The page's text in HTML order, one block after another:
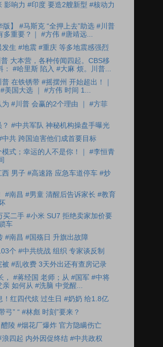
影响力 #印度 要造2艘新型 #核动力
版】 #马斯克 “全押上去”助选 #川普
多重要？｜ #方伟 #唐靖远...
生 #地震 #重庆 等多地震感强烈
大本营，各种传闻四起。CBS移
： #哈里斯 陷入 #大麻 烦。川普...
在铁锈带 #摇摆州 开始超出！｜
美国大选 ｜ #方伟 时间 1...
#川普 会赢的2个理由 ｜ #方菲
#中共军队 神秘机构操盘手曝光
中共 跨国迫害他们成首要目标
式；幸运的人不是你！｜ #李恒青
男子 #高速路 应急车道停车 #炒
#南昌 #男童 清醒后告诉家长 #教育
买二手 #小米 SU7 拒绝卖家加价要
车
#南昌 #国殇日 升旗出故障
个 #中共统战 组织 专家谈反制
#乱收费 3天外出还有查房记录
， #蒋经国 老师；从 #国军 #中将
如何从 #洗脑 中觉醒...
！红四代炫 过生日 #奶奶 给1.8亿
弓” “ #林彪 时刻”要来？
陵 #烟花厂爆炸 官方隐瞒伤亡
浪四起 内外因促终结 #中共政权